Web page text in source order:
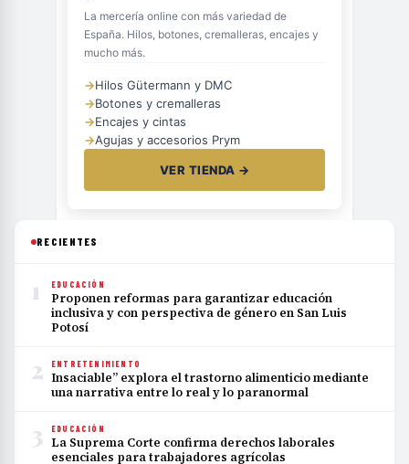
La mercería online con más variedad de
España. Hilos, botones, cremalleras, encajes y
mucho más.
→Hilos Gütermann y DMC
→Botones y cremalleras
→Encajes y cintas
→Agujas y accesorios Prym
VER TIENDA →
RECIENTES
1 EDUCACIÓN
Proponen reformas para garantizar educación
inclusiva y con perspectiva de género en San Luis
Potosí
2 ENTRETENIMIENTO
Insaciable” explora el trastorno alimenticio mediante
una narrativa entre lo real y lo paranormal
3 EDUCACIÓN
La Suprema Corte confirma derechos laborales
esenciales para trabajadores agrícolas